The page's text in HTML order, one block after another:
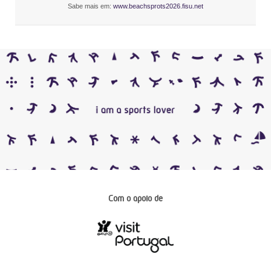
Sabe mais em: www.beachsprots2026.fisu.net
Com o apoio de